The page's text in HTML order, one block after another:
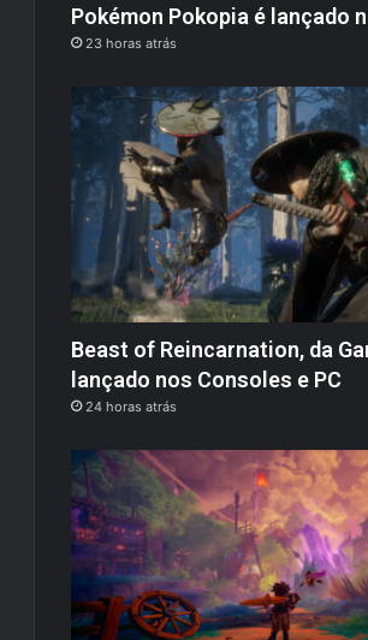
Pokémon Pokopia é lançado
23 horas atrás
Beast of Reincarnation, da
lançado nos Consoles e PC
24 horas atrás